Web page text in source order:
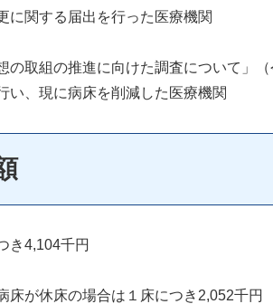
に関する届出を行った医療機関
の取組の推進に向けた調査について」
い、現に病床を削減した医療機関
き4,104千円
床が休床の場合は１床につき2,052千円